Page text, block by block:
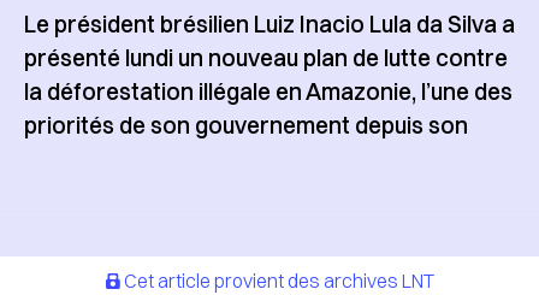
Le président brésilien Luiz Inacio Lula da Silva a
présenté lundi un nouveau plan de lutte contre
la déforestation illégale en Amazonie, l’une des
priorités de son gouvernement depuis son
Cet article provient des archives LNT